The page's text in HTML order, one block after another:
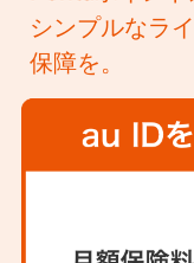
シンプルなラ
保障を。